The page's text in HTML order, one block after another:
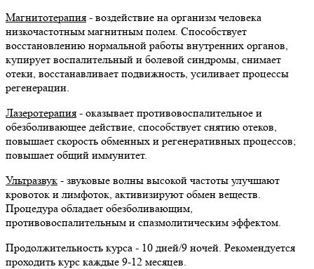
Магнитотерапия - воздействие на организм человека
низкочастотным магнитным полем. Способствует
восстановлению нормальной работы внутренних органов,
купирует воспалительный и болевой синдромы, снимает
отеки, восстанавливает подвижность, усиливает процессы
регенерации.
Лазеротерапия - оказывает противовоспалительное и
обезболивающее действие, способствует снятию отеков,
повышает скорость обменных и регенеративных процессов;
повышает общий иммунитет.
Ультразвук - звуковые волны высокой частоты улучшают
кровоток и лимфоток, активизируют обмен веществ.
Процедура обладает обезболивающим,
противовоспалительным и спазмолитическим эффектом.
Продолжительность курса - 10 дней/9 ночей. Рекомендуется
проходить курс каждые 9-12 месяцев.